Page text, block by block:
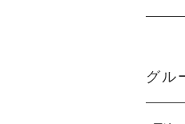
グル